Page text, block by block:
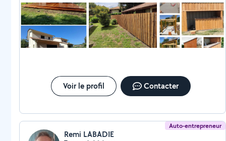
Voir le profil Contacter
Auto-entrepreneur
Remi LABADIE